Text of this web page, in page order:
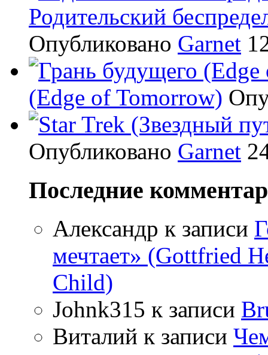
Родительский
Опубликовано Garnet
(Edge of Tomorrow)
Опубликовано Garnet
Последние
Александр к записи
мечтает» (Gottfried
Child)
Johnk315 к записи
Виталий к записи